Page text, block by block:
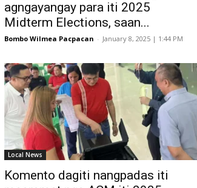
agngayangay para iti 2025
Midterm Elections, saan...
Bombo Wilmea Pacpacan - January 8, 2025 | 1:44 PM
Local News
Komento dagiti nangpadas iti